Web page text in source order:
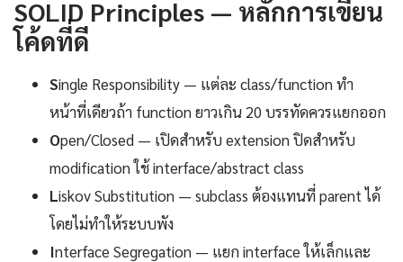
SOLID Principles — หลักการเขียน
โค้ดที่ดี
Single Responsibility — แต่ละ class/function ทำ
หน้าที่เดียวถ้า function ยาวเกิน 20 บรรทัดควรแยกออก
Open/Closed — เปิดสำหรับ extension ปิดสำหรับ
modification ใช้ interface/abstract class
Liskov Substitution — subclass ต้องแทนที่ parent ได้
โดยไม่ทำให้ระบบพัง
Interface Segregation — แยก interface ให้เล็กและ